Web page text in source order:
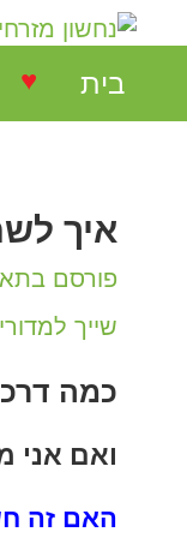
בית ♥
איך
פורסם בתאריך: 6
שייך
כמה
ואם אני
האם זה